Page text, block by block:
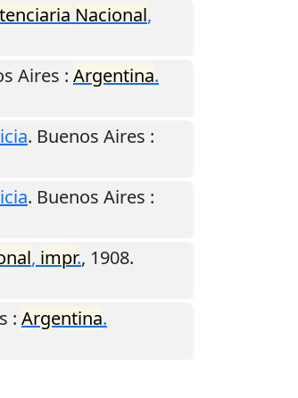
Nacional,
Aires : Argentina.
. Buenos Aires :
. Buenos Aires :
, impr., 1908.
: Argentina.